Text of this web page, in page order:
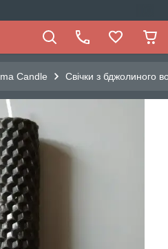
Candle Свічки з бджолиного